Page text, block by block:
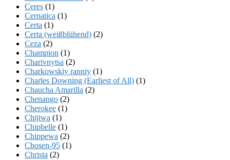
Ceres (1)
Cernatica (1)
Certa (1)
Certa (weißblühend) (2)
Ceza (2)
Champion (1)
Charivnytsa (2)
Charkowskiy ranniy (1)
Charles Downing (Earliest of All) (1)
Chaucha Amarilla (2)
Chenango (2)
Cherokee (1)
Chijiwa (1)
Chipbelle (1)
Chippewa (2)
Chosen-95 (1)
Christa (2)